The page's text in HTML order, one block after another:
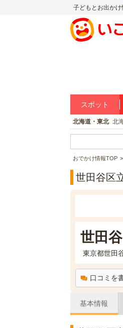
子どもとお出か
スポット
北海道・東北 北
おでかけ情報TOP
世田谷区
世田
東京都世田
口コミを
基本情報